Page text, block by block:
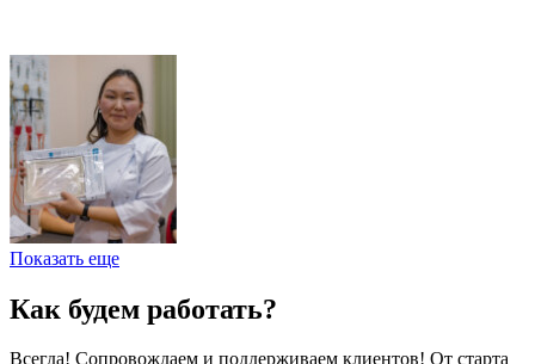
Показать еще
Как будем работать?
Всегда! Сопровождаем и поддерживаем клиентов! От старта